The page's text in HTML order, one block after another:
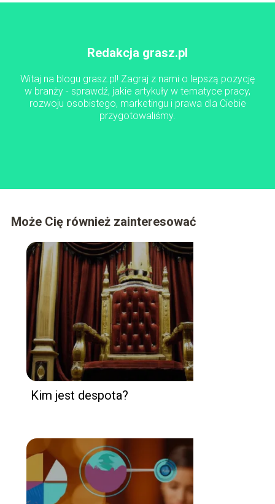
Redakcja grasz.pl
Witaj na blogu grasz.pl! Zagraj z nami o lepszą pozycję
w branży - sprawdź, jakie artykuły w tematyce pracy,
rozwoju osobistego, marketingu i prawa dla Ciebie
przygotowaliśmy.
Może Cię również zainteresować
Kim jest despota?